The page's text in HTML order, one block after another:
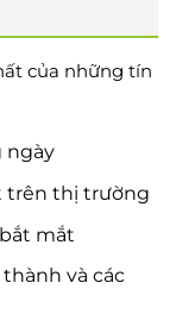
của những tín
ngày
trên thị trường
mắt
và các